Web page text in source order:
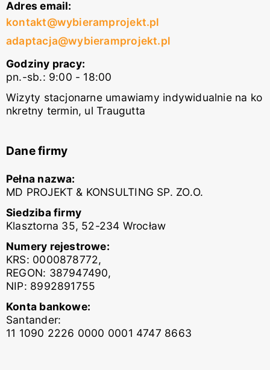
Adres email:
kontakt@wybieramprojekt.pl
adaptacja@wybieramprojekt.pl
Godziny pracy:
pn.-sb.: 9:00 - 18:00
Wizyty stacjonarne umawiamy indywidualnie na ko
nkretny termin, ul Traugutta
Dane firmy
Pełna nazwa:
MD PROJEKT & KONSULTING SP. ZO.O.
Siedziba firmy
Klasztorna 35, 52-234 Wrocław
Numery rejestrowe:
KRS: 0000878772,
REGON: 387947490,
NIP: 8992891755
Konta bankowe:
Santander:
11 1090 2226 0000 0001 4747 8663